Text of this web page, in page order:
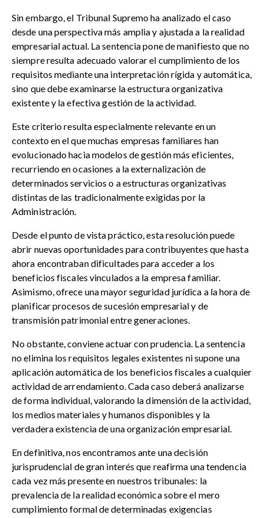
Sin embargo, el Tribunal Supremo ha analizado el caso
desde una perspectiva más amplia y ajustada a la realidad
empresarial actual. La sentencia pone de manifiesto que no
siempre resulta adecuado valorar el cumplimiento de los
requisitos mediante una interpretación rígida y automática,
sino que debe examinarse la estructura organizativa
existente y la efectiva gestión de la actividad.
Este criterio resulta especialmente relevante en un
contexto en el que muchas empresas familiares han
evolucionado hacia modelos de gestión más eficientes,
recurriendo en ocasiones a la externalización de
determinados servicios o a estructuras organizativas
distintas de las tradicionalmente exigidas por la
Administración.
Desde el punto de vista práctico, esta resolución puede
abrir nuevas oportunidades para contribuyentes que hasta
ahora encontraban dificultades para acceder a los
beneficios fiscales vinculados a la empresa familiar.
Asimismo, ofrece una mayor seguridad jurídica a la hora de
planificar procesos de sucesión empresarial y de
transmisión patrimonial entre generaciones.
No obstante, conviene actuar con prudencia. La sentencia
no elimina los requisitos legales existentes ni supone una
aplicación automática de los beneficios fiscales a cualquier
actividad de arrendamiento. Cada caso deberá analizarse
de forma individual, valorando la dimensión de la actividad,
los medios materiales y humanos disponibles y la
verdadera existencia de una organización empresarial.
En definitiva, nos encontramos ante una decisión
jurisprudencial de gran interés que reafirma una tendencia
cada vez más presente en nuestros tribunales: la
prevalencia de la realidad económica sobre el mero
cumplimiento formal de determinadas exigencias